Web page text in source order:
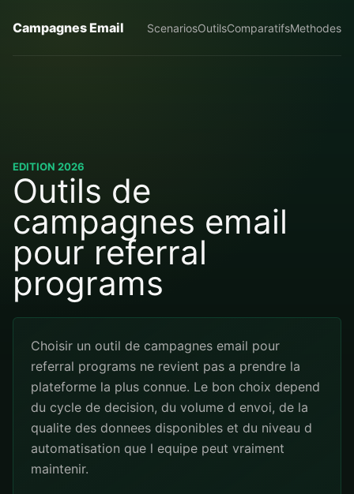
Campagnes Email ScenariosOutilsComparatifsMethodes
EDITION 2026
Outils de
campagnes email
pour referral
programs
Choisir un outil de campagnes email pour
referral programs ne revient pas a prendre la
plateforme la plus connue. Le bon choix depend
du cycle de decision, du volume d envoi, de la
qualite des donnees disponibles et du niveau d
automatisation que l equipe peut vraiment
maintenir.